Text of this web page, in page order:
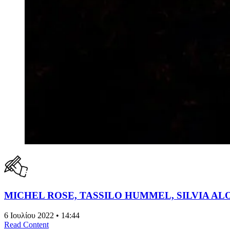
MICHEL ROSE, TASSILO HUMMEL, SILVIA
6 Ιουλίου 2022 • 14:44
Read Content